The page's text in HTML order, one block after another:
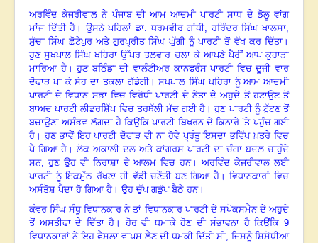
ਅਰਵਿੰਦ ਕੇਜਰੀਵਾਲ ਨੇ ਪੰਜਾਬ ਦੀ ਆਮ ਆਦਮੀ ਪਾਰਟੀ ਸਾਧ ਦੇ ਡੋਲੂ ਵਾਂਗ
ਮਾਂਜ ਦਿੱਤੀ ਹੈ । ਉਸਨੇ ਪਹਿਲਾਂ ਡਾ. ਧਰਮਵੀਰ ਗਾਂਧੀ, ਹਰਿੰਦਰ ਸਿੰਘ ਖਾਲਸਾ,
ਸੁੱਚਾ ਸਿੰਘ ਛੋਟੇਪੁਰ ਅਤੇ ਗੁਰਪ੍ਰੀਤ ਸਿੰਘ ਘੁੱਗੀ ਨੂੰ ਪਾਰਟੀ ਤੋਂ ਵੱਖ ਕਰ ਦਿੱਤਾ ।
ਹੁਣ ਸੁਖਪਾਲ ਸਿੰਘ ਖਹਿਰਾ ਉੱਪਰ ਤਲਵਾਰ ਚਲਾ ਕੇ ਆਪਣੇ ਪੈਰੀਂ ਆਪ ਕੁਹਾੜਾ
ਮਾਰਿਆ ਹੈ।ਹੁਣ ਬਠਿੰਡਾ ਦੀ ਵਾਲੰਟੀਅਰ ਕਾਨਫਰੰਸ ਪਾਰਟੀ ਵਿਚ ਦੂਜੀ ਵਾਰ
ਦੋਫਾੜ ਪਾ ਕੇ ਸੇਹ ਦਾ ਤਕਲਾ ਗੱਡੇਗੀ।ਸੁਖਪਾਲ ਸਿੰਘ ਖਹਿਰਾ ਨੂੰ ਆਮ ਆਦਮੀ
ਪਾਰਟੀ ਦੇ ਵਿਧਾਨ ਸਭਾ ਵਿਚ ਵਿਰੋਧੀ ਪਾਰਟੀ ਦੇ ਨੇਤਾ ਦੇ ਅਹੁਦੇ ਤੋਂ ਹਟਾਉਣ ਤੋਂ
ਬਾਅਦ ਪਾਰਟੀ ਲੀਡਰਸ਼ਿੱਪ ਵਿਚ ਤਰਥੱਲੀ ਮੱਚ ਗਈ ਹੈ ।ਹੁਣ ਪਾਰਟੀ ਨੂੰ ਟੁੱਟਣ ਤੋਂ
ਬਚਾਉਣਾ ਅਸੰਭਵ ਲੱਗਦਾ ਹੈ ਕਿਉਂਕਿ ਪਾਰਟੀ ਬਿਖਰਨ ਦੇ ਕਿਨਾਰੇ ’ਤੇ ਪਹੁੰਚ ਗਈ
ਹੈ । ਹੁਣ ਭਾਵੇਂ ਇਹ ਪਾਰਟੀ ਦੋਫਾੜ ਵੀ ਨਾ ਹੋਵੇ ਪ੍ਰੰਤੂ ਇਸਦਾ ਭਵਿੱਖ ਖ਼ਤਰੇ ਵਿਚ
ਪੈ ਗਿਆ ਹੈ । ਲੋਕ ਅਕਾਲੀ ਦਲ ਅਤੇ ਕਾਂਗਰਸ ਪਾਰਟੀ ਦਾ ਚੰਗਾ ਬਦਲ ਚਾਹੁੰਦੇ
ਸਨ, ਹੁਣ ਉਹ ਵੀ ਨਿਰਾਸ਼ਾ ਦੇ ਆਲਮ ਵਿਚ ਹਨ।ਅਰਵਿੰਦ ਕੇਜਰੀਵਾਲ ਲਈ
ਪਾਰਟੀ ਨੂੰ ਇਕਮੁੱਠ ਰੱਖਣਾ ਹੀ ਵੱਡੀ ਚਣੌਤੀ ਬਣ ਗਿਆ ਹੈ।ਵਿਧਾਨਕਾਰਾਂ ਵਿਚ
ਅਸੰਤੋਸ਼ ਪੈਦਾ ਹੋ ਗਿਆ ਹੈ । ਉਹ ਚੁੱਪ ਗੜੁੱਪ ਬੈਠੇ ਹਨ।
ਕੰਵਰ ਸਿੰਘ ਸੰਧੂ ਵਿਧਾਨਕਾਰ ਨੇ ਤਾਂ ਵਿਧਾਨਕਾਰ ਪਾਰਟੀ ਦੇ ਸਪੋਕਸਮੈਨ ਦੇ ਅਹੁਦੇ
ਤੋਂ ਅਸਤੀਫਾ ਦੇ ਦਿੱਤਾ ਹੈ । ਹੋਰ ਵੀ ਧਮਾਕੇ ਹੋਣ ਦੀ ਸੰਭਾਵਨਾ ਹੈ ਕਿਉਂਕਿ9
ਵਿਧਾਨਕਾਰਾਂ ਨੇ ਇਹ ਫੈਸਲਾ ਵਾਪਸ ਲੈਣ ਦੀ ਧਮਕੀ ਦਿੱਤੀ ਸੀ, ਜਿਸਨੂੰ ਸ਼ਿਸੋਧੀਆ